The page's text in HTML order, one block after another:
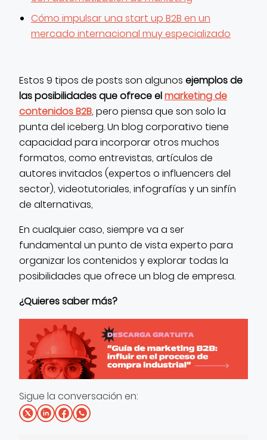
Cómo impulsar una start up B2B en un
mercado internacional muy especializado
Estos 9 tipos de posts son algunos ejemplos de
las posibilidades que ofrece elmarketing de
contenidos B2B, pero piensa que son solo la
punta del iceberg. Un blog corporativo tiene
capacidad para incorporar otros muchos
formatos, como entrevistas, artículos de
autores invitados (expertos o influencers del
sector), videotutoriales, infografías y un sinfín
de alternativas,
En cualquier caso, siempre va a ser
fundamental un punto de vista experto para
organizar los contenidos y explorar todas la
posibilidades que ofrece un blog de empresa.
¿Quieres saber más?
Sigue la conversación en: